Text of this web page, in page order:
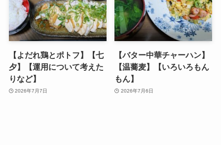
【よだれ鶏とポトフ】【七
夕】【運用について考えた
りなど】
2026年7月7日
【バター中華チャーハン】
【温蕎麦】【いろいろもん
もん】
2026年7月6日